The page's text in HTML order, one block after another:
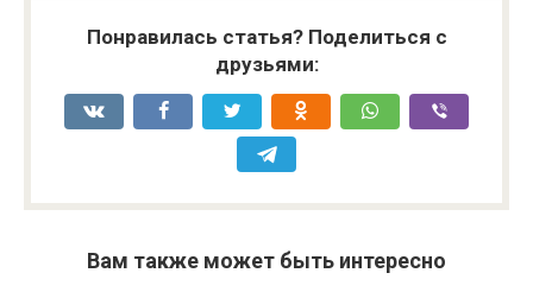
Понравилась статья? Поделиться с
друзьями:
Вам также может быть интересно